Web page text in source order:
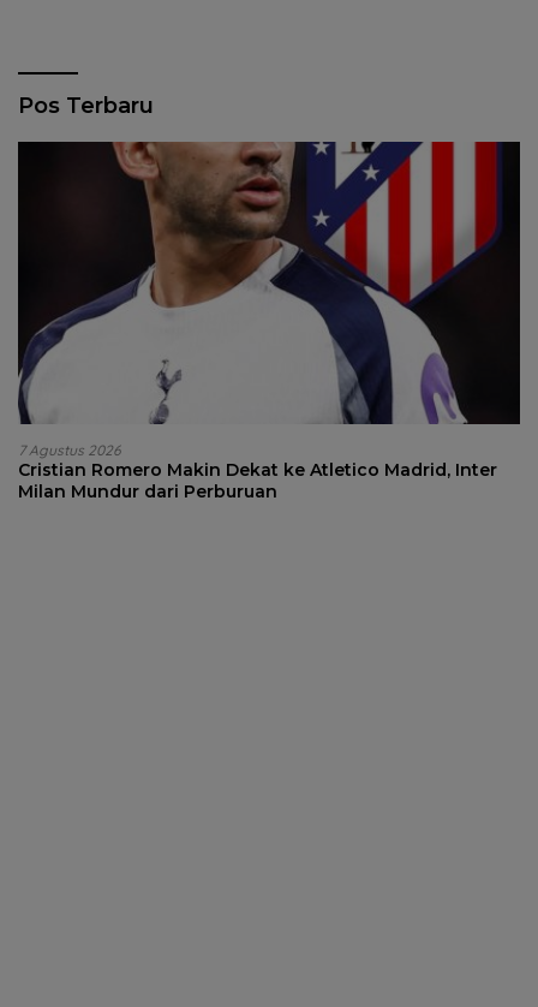
Pos Terbaru
7 Agustus 2026
Cristian Romero Makin Dekat ke Atletico Madrid, Inter
Milan Mundur dari Perburuan